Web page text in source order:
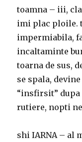
toamna – iii,
imi plac ploile.
impermiabila,
incaltaminte
toarna de sus,
se spala,
“insfirsit” dupa
rutiere, nopti
shi IARNA – al